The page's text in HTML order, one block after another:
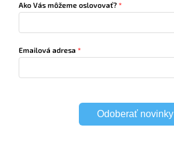
Ako Vás môžeme oslovovať?
Emailová adresa
Odoberať novinky